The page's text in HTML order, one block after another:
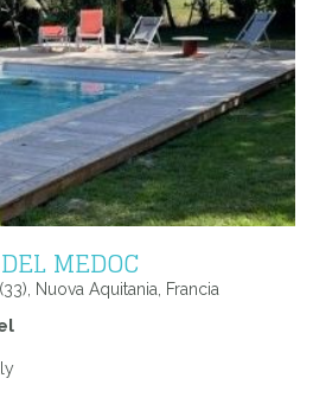
MEDOC
Nuova Aquitania, Francia